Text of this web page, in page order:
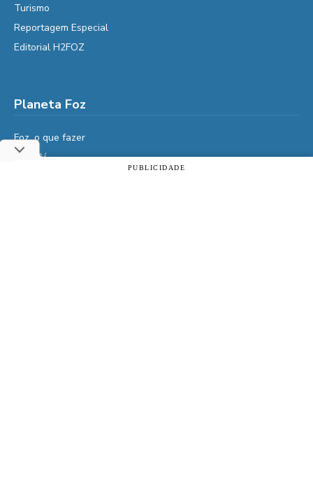
Turismo
Reportagem Especial
Editorial H2FOZ
Planeta Foz
Foz, o que fazer
Diga Aí
PUBLICIDADE